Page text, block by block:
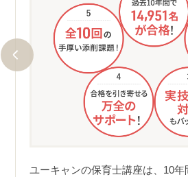
ユーキャンの保育士講座は、10年